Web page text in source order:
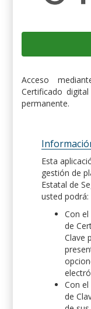
Acceso
Certificado
permanente.
Esta
gestión de
Estatal de
usted podrá:
Con
de
Clave
Con
de